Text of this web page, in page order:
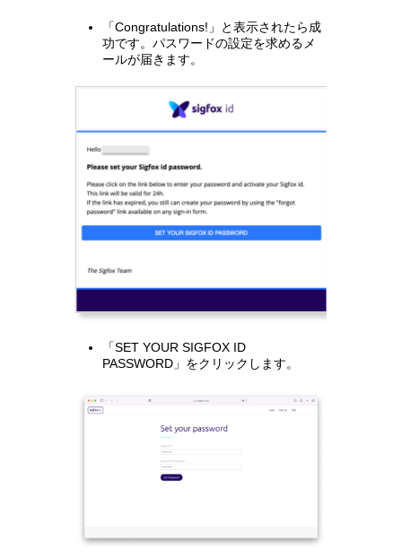
「Congratulations!」と表示されたら成
功です。パスワードの設定を求めるメ
ールが届きます。
「SET YOUR SIGFOX ID
PASSWORD」をクリックします。